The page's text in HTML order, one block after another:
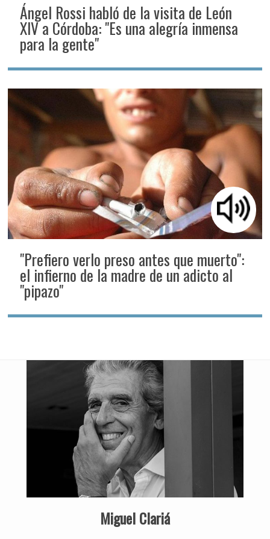
Ángel Rossi habló de la visita de León
XIV a Córdoba: "Es una alegría inmensa
para la gente"
"Prefiero verlo preso antes que muerto":
el infierno de la madre de un adicto al
"pipazo"
Miguel Clariá